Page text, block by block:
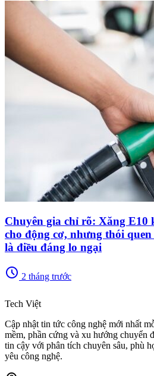
Chuyên gia chỉ rõ: Xăng E10
cho động cơ, nhưng thói
là điều đáng lo ngại
schedule 2 tháng trước
Tech Việt
Cập nhật tin tức công nghệ mới nhất
mềm, phần cứng và xu hướng chuyển
tin cậy với phân tích chuyên sâu, phù
yêu công nghệ.